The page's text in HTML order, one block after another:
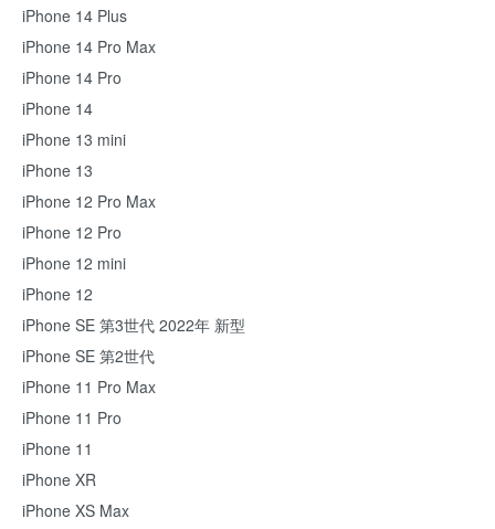
iPhone 14 Plus
iPhone 14 Pro Max
iPhone 14 Pro
iPhone 14
iPhone 13 mini
iPhone 13
iPhone 12 Pro Max
iPhone 12 Pro
iPhone 12 mini
iPhone 12
iPhone SE 第3世代 2022年 新型
iPhone SE 第2世代
iPhone 11 Pro Max
iPhone 11 Pro
iPhone 11
iPhone XR
iPhone XS Max